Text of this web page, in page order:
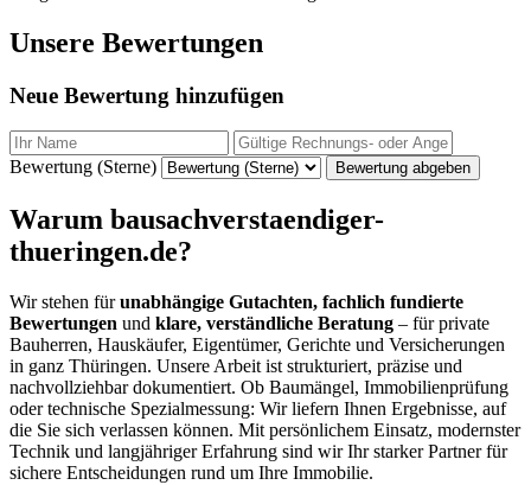
Unsere Bewertungen
Neue Bewertung hinzufügen
Bewertung (Sterne) Bewertung abgeben
Warum bausachverstaendiger-
thueringen.de?
Wir stehen fürunabhängige Gutachten, fachlich fundierte
Bewertungen und klare, verständliche Beratung – für private
Bauherren, Hauskäufer, Eigentümer, Gerichte und Versicherungen
in ganz Thüringen. Unsere Arbeit ist strukturiert, präzise und
nachvollziehbar dokumentiert. Ob Baumängel, Immobilienprüfung
oder technische Spezialmessung: Wir liefern Ihnen Ergebnisse, auf
die Sie sich verlassen können. Mit persönlichem Einsatz, modernster
Technik und langjähriger Erfahrung sind wir Ihr starker Partner für
sichere Entscheidungen rund um Ihre Immobilie.